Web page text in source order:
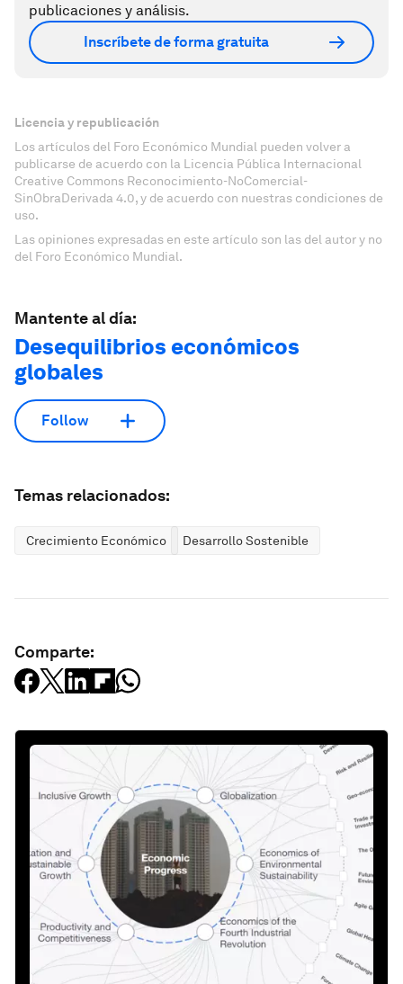
publicaciones y análisis.
Inscríbete de forma gratuita
Licencia y republicación
Los artículos del Foro Económico Mundial pueden volver a
publicarse de acuerdo con la Licencia Pública Internacional
Creative Commons Reconocimiento-NoComercial-
SinObraDerivada 4.0, y de acuerdo con nuestras condiciones de
uso.
Las opiniones expresadas en este artículo son las del autor y no
del Foro Económico Mundial.
Mantente al día:
Desequilibrios económicos
globales
Follow
Temas relacionados:
Crecimiento Económico Desarrollo Sostenible
Comparte: